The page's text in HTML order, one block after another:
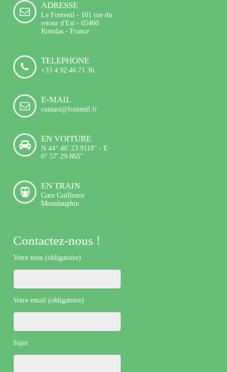
ADRESSE
Le Fontenil - 101 rue du
retour d'Est - 05460
Ristolas - France
TELEPHONE
+33 4 92 46 71 36
E-MAIL
contact@fontenil.fr
EN VOITURE
N 44° 46' 23.9118'' - E
6° 57' 29.865''
EN TRAIN
Gare Guillestre
Montdauphin
Contactez-nous !
Votre nom (obligatoire)
Votre email (obligatoire)
Sujet